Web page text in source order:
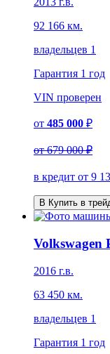
92 166 км.
владельцев 1
Гарантия 1 год
VIN проверен
от 485 000 ₽
от679 000 ₽
в кредит от 9
В Купить в
Volkswagen
2016 г.в.
63 450 км.
владельцев 1
Гарантия 1 год